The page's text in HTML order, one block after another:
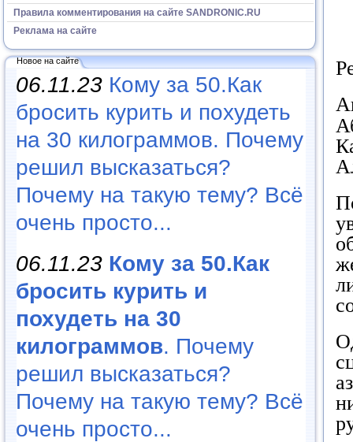
Правила комментирования на сайте SANDRONIC.RU
Реклама на сайте
Новое на сайте
06.11.23 Кому за 50.Как
бросить курить и похудеть
на 30 килограммов. Почему
решил высказаться?
Почему на такую тему? Всё
очень просто...
06.11.23 Кому за 50.Как
бросить курить и
похудеть на 30
килограммов. Почему
решил высказаться?
Почему на такую тему? Всё
очень просто...